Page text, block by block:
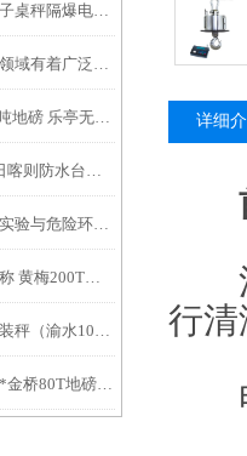
防爆电子台秤防爆电子桌秤隔爆电子台秤 防腐蚀电子秤维修
无线电子吊秤在物流领域有着广泛的应用优势
抚宁5吨地磅 青龙15吨地磅 乐亭无线便携式地磅
岗巴不锈钢滚筒秤*日喀则防水台秤*拉萨不锈钢称*城关1吨吊秤
防爆电子天平在化学实验与危险环境中的应用与优势
防爆天然气灌装电子称 黄梅200T吊秤 枣阳50T汽车衡故障维修
临湘二氧化碳气体灌装秤（渝水10T吊秤）永丰电子秤
泉山标签打印电子秤*金桥80T地磅*嘉定行车秤*九亭防爆桌称
详细
清
行清
电